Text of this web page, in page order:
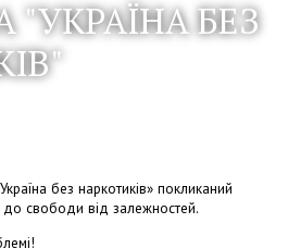
"УКРАЇНА БЕЗ
без наркотиків» покликаний
свободи від залежностей.